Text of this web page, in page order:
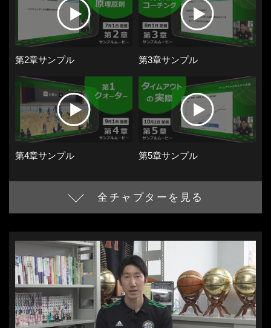
第2章サンプル 第3章サンプル
第4章サンプル 第5章サンプル
全チャプターを見る